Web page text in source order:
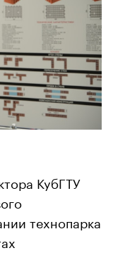
КубГТУ
технопарка